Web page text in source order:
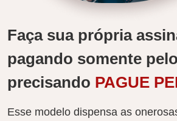
Faça sua própria
pagando somente
precisando PAGUE
Esse modelo dispensa as